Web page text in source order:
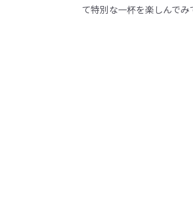
て特別な一杯を楽しんでみ